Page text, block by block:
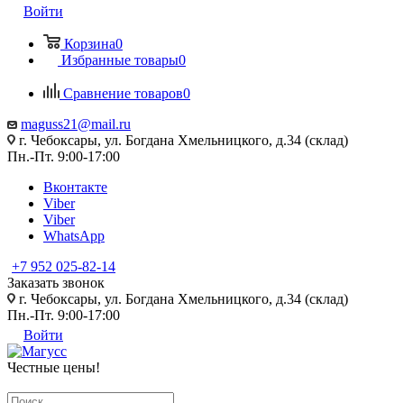
Войти
Корзина0
Избранные товары0
Сравнение товаров0
maguss21@mail.ru
г. Чебоксары, ул. Богдана Хмельницкого, д.34 (склад)
Пн.-Пт. 9:00-17:00
Вконтакте
Viber
Viber
WhatsApp
+7 952 025-82-14
Заказать звонок
г. Чебоксары, ул. Богдана Хмельницкого, д.34 (склад)
Пн.-Пт. 9:00-17:00
Войти
Честные цены!